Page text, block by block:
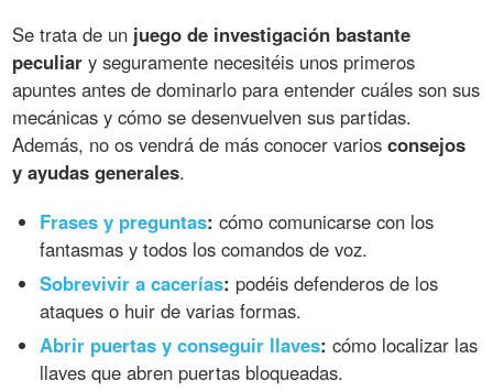
Se trata de un juego de investigación bastante
peculiar y seguramente necesitéis unos primeros
apuntes antes de dominarlo para entender cuáles son sus
mecánicas y cómo se desenvuelven sus partidas.
Además, no os vendrá de más conocer variosconsejos
y ayudas generales.
Frases y preguntas: cómo comunicarse con los
fantasmas y todos los comandos de voz.
Sobrevivir a cacerías: podéis defenderos de los
ataques o huir de varias formas.
Abrir puertas y conseguir llaves: cómo localizar las
llaves que abren puertas bloqueadas.